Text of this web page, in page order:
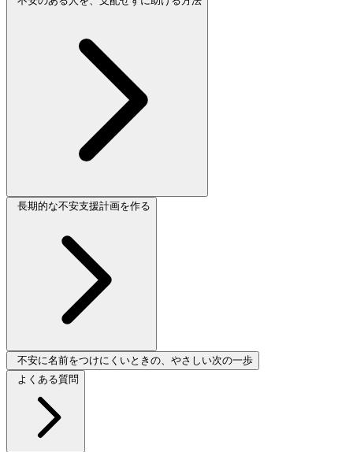
長期的な不安支援計画を作る
不安に名前をつけにくいときの、やさしい次の一歩
よくある質問